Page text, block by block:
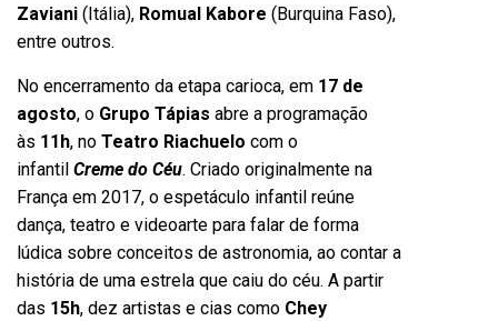
Zaviani (Itália), Romual Kabore (Burquina Faso),
entre outros.
No encerramento da etapa carioca, em 17 de
agosto, o Grupo Tápias abre a programação
às 11h, no Teatro Riachuelo com o
infantil Creme do Céu. Criado originalmente na
França em 2017, o espetáculo infantil reúne
dança, teatro e videoarte para falar de forma
lúdica sobre conceitos de astronomia, ao contar a
história de uma estrela que caiu do céu. A partir
das 15h, dez artistas e cias como Chey